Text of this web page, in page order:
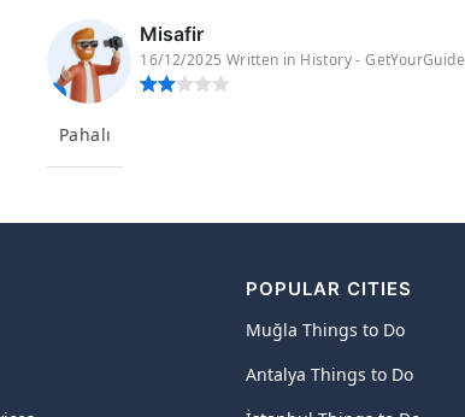
Misafir
16/12/2025 Written in History - GetYourGuide
Pahalı
POPULAR CITIES
Muğla Things to Do
Antalya Things to Do